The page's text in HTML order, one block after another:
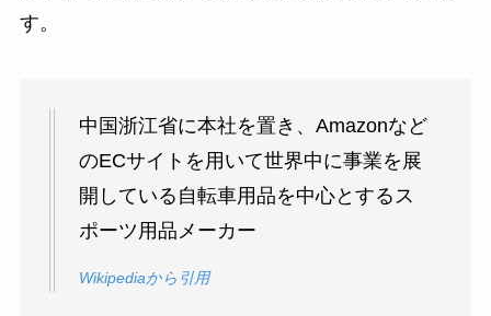
す。
中国浙江省に本社を置き、Amazonなど
のECサイトを用いて世界中に事業を展
開している自転車用品を中心とするス
ポーツ用品メーカー
Wikipediaから引用